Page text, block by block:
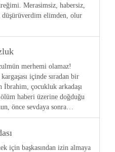
Merasimsiz, habersiz,
düşürüverdim elimden, olur
merhemi olamaz!
içinde sıradan bir
İbrahim, çocukluk arkadaşı
haberi üzerine doğduğu
önce sevdaya sonra…
için başkasından izin almaya